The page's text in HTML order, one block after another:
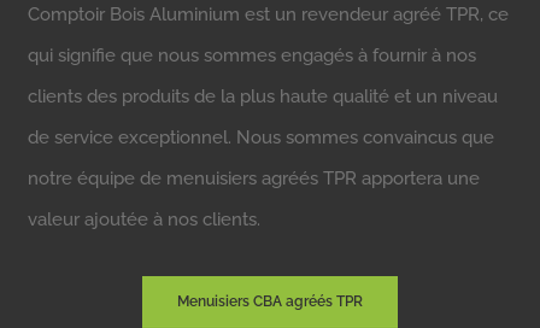
Comptoir Bois Aluminium est un revendeur agréé TPR, ce
qui signifie que nous sommes engagés à fournir à nos
clients des produits de la plus haute qualité et un niveau
de service exceptionnel. Nous sommes convaincus que
notre équipe de menuisiers agréés TPR apportera une
valeur ajoutée à nos clients.
Menuisiers CBA agréés TPR